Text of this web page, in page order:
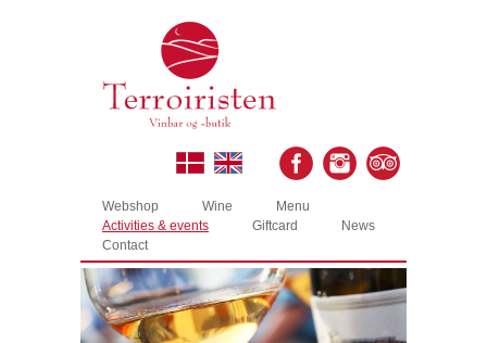
Webshop Wine
Menu
Activities & events
Giftcard
News
Contact